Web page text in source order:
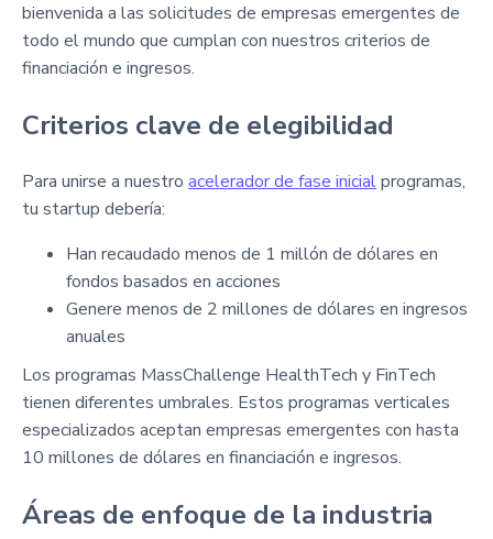
bienvenida a las solicitudes de empresas emergentes de
todo el mundo que cumplan con nuestros criterios de
financiación e ingresos.
Criterios clave de elegibilidad
Para unirse a nuestro acelerador de fase inicialprogramas,
tu startup debería:
Han recaudado menos de 1 millón de dólares en
fondos basados en acciones
Genere menos de 2 millones de dólares en ingresos
anuales
Los programas MassChallenge HealthTech y FinTech
tienen diferentes umbrales. Estos programas verticales
especializados aceptan empresas emergentes con hasta
10 millones de dólares en financiación e ingresos.
Áreas de enfoque de la industria